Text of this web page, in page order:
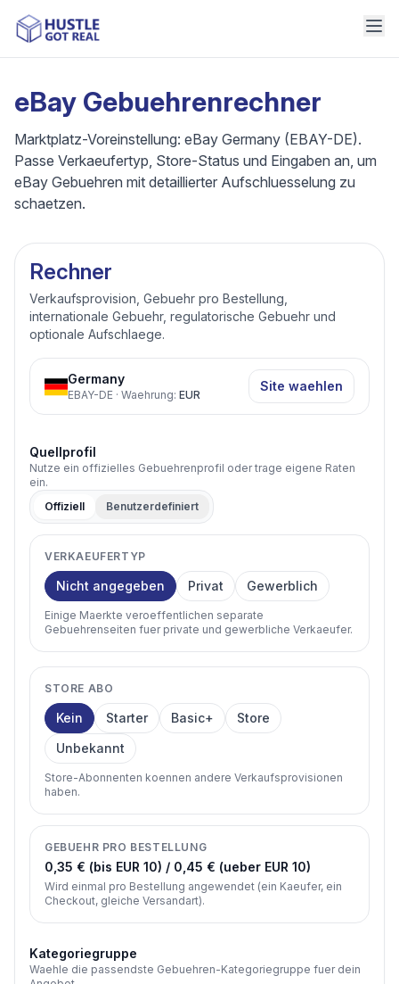
eBay Gebuehrenrechner
Marktplatz-Voreinstellung: eBay Germany (EBAY-DE).
Passe Verkaeufertyp, Store-Status und Eingaben an, um
eBay Gebuehren mit detaillierter Aufschluesselung zu
schaetzen.
Rechner
Verkaufsprovision, Gebuehr pro Bestellung,
internationale Gebuehr, regulatorische Gebuehr und
optionale Aufschlaege.
Germany
EBAY-DE· Waehrung: EUR
Site waehlen
Quellprofil
Nutze ein offizielles Gebuehrenprofil oder trage eigene Raten
ein.
Offiziell
Benutzerdefiniert
VERKAEUFERTYP
Nicht angegeben Privat Gewerblich
Einige Maerkte veroeffentlichen separate
Gebuehrenseiten fuer private und gewerbliche Verkaeufer.
STORE ABO
Kein Starter Basic+
Store
Unbekannt
Store-Abonnenten koennen andere Verkaufsprovisionen
haben.
GEBUEHR PRO BESTELLUNG
0,35 € (bis EUR 10) / 0,45 € (ueber EUR 10)
Wird einmal pro Bestellung angewendet (ein Kaeufer, ein
Checkout, gleiche Versandart).
Kategoriegruppe
Waehle die passendste Gebuehren-Kategoriegruppe fuer dein